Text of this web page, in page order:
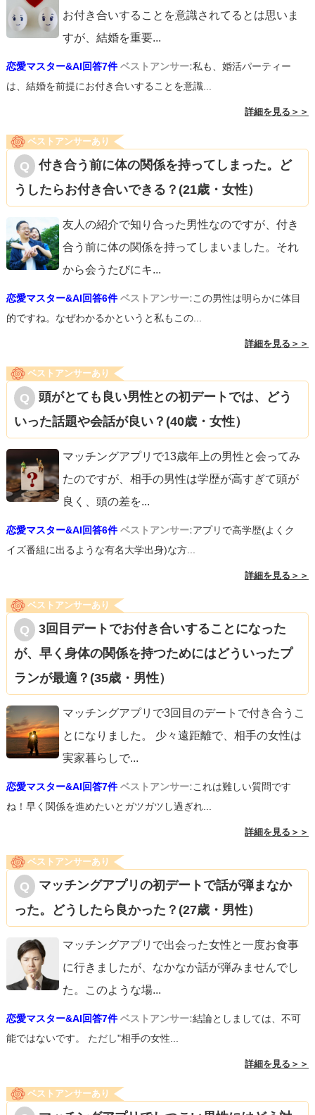
お付き合いすることを意識されてるとは思いま
すが、結婚を重要...
恋愛マスター&AI回答7件 ベストアンサー:私も、婚活パーティー
は、結婚を前提にお付き合いすることを意識...
詳細を見る＞＞
ベストアンサーあり
付き合う前に体の関係を持ってしまった。ど
うしたらお付き合いできる？(21歳・女性）
友人の紹介で知り合った男性なのですが、付き
合う前に体の関係を持ってしまいました。それ
から会うたびにキ...
恋愛マスター&AI回答6件 ベストアンサー:この男性は明らかに体目
的ですね。なぜわかるかというと私もこの...
詳細を見る＞＞
ベストアンサーあり
頭がとても良い男性との初デートでは、どう
いった話題や会話が良い？(40歳・女性）
マッチングアプリで13歳年上の男性と会ってみ
たのですが、相手の男性は学歴が高すぎて頭が
良く、頭の差を...
恋愛マスター&AI回答6件 ベストアンサー:アプリで高学歴(よくク
イズ番組に出るような有名大学出身)な方...
詳細を見る＞＞
ベストアンサーあり
3回目デートでお付き合いすることになった
が、早く身体の関係を持つためにはどういったプ
ランが最適？(35歳・男性）
マッチングアプリで3回目のデートで付き合うこ
とになりました。 少々遠距離で、相手の女性は
実家暮らしで...
恋愛マスター&AI回答7件 ベストアンサー:これは難しい質問です
ね！早く関係を進めたいとガツガツし過ぎれ...
詳細を見る＞＞
ベストアンサーあり
マッチングアプリの初デートで話が弾まなか
った。どうしたら良かった？(27歳・男性）
マッチングアプリで出会った女性と一度お食事
に行きましたが、なかなか話が弾みませんでし
た。このような場...
恋愛マスター&AI回答7件 ベストアンサー:結論としましては、不可
能ではないです。 ただし"相手の女性...
詳細を見る＞＞
ベストアンサーあり